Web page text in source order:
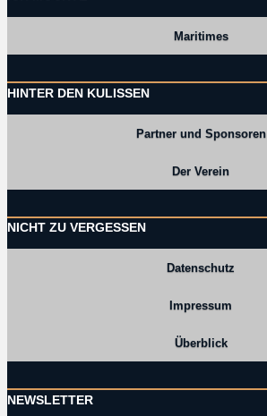
Maritimes
HINTER DEN KULISSEN
Partner und Sponsoren
Der Verein
NICHT ZU VERGESSEN
Datenschutz
Impressum
Überblick
NEWSLETTER